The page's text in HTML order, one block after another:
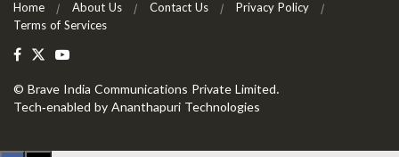
Home About Us Contact Us
Privacy Policy
Terms of Services
© Brave India Communications Private Limited.
Tech-enabled by Ananthapuri Technologies